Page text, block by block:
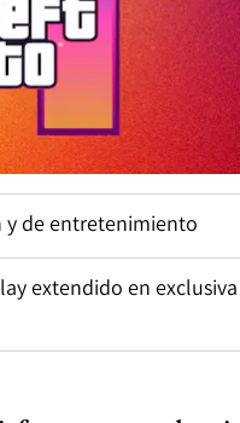
y de entretenimiento
extendido en exclusiva